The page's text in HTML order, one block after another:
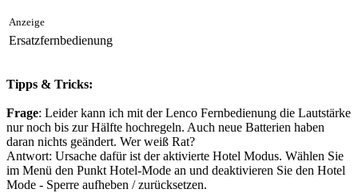
Anzeige
Ersatzfernbedienung
Tipps & Tricks:
Frage: Leider kann ich mit der Lenco Fernbedienung die Lautstärke
nur noch bis zur Hälfte hochregeln. Auch neue Batterien haben
daran nichts geändert. Wer weiß Rat?
Antwort: Ursache dafür ist der aktivierte Hotel Modus. Wählen Sie
im Menü den Punkt Hotel-Mode an und deaktivieren Sie den Hotel
Mode - Sperre aufheben / zurücksetzen.